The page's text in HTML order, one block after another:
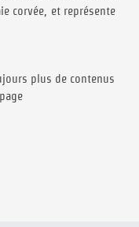
corvée, et représente
plus de contenus